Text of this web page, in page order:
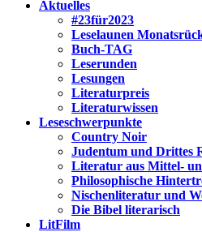
Aktuelles
#23für2023
Leselaunen
Buch-TAG
Leserunden
Lesungen
Literaturpreis
Literaturwissen
Leseschwerpunkte
Country Noir
Judentum und Drittes
Literatur aus Mittel-
Philosophische
Nischenliteratur und
Die Bibel literarisch
LitFilm